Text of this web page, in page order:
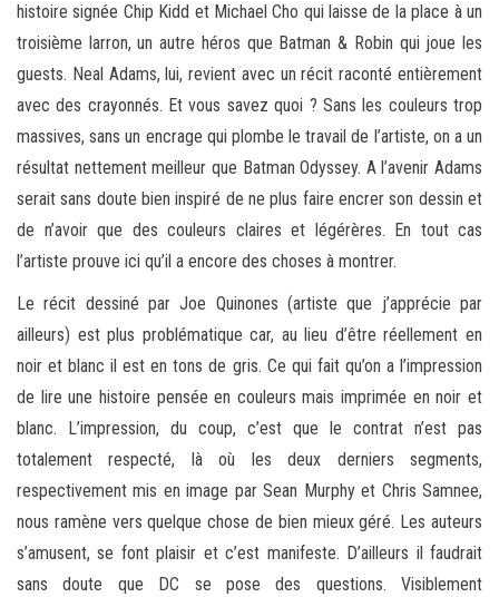
histoire signée Chip Kidd et Michael Cho qui laisse de la place à un
troisième larron, un autre héros que Batman & Robin qui joue les
guests. Neal Adams, lui, revient avec un récit raconté entièrement
avec des crayonnés. Et vous savez quoi ? Sans les couleurs trop
massives, sans un encrage qui plombe le travail de l’artiste, on a un
résultat nettement meilleur que Batman Odyssey. A l’avenir Adams
serait sans doute bien inspiré de ne plus faire encrer son dessin et
de n’avoir que des couleurs claires et légérères. En tout cas
l’artiste prouve ici qu’il a encore des choses à montrer.
Le récit dessiné par Joe Quinones (artiste que j’apprécie par
ailleurs) est plus problématique car, au lieu d’être réellement en
noir et blanc il est en tons de gris. Ce qui fait qu’on a l’impression
de lire une histoire pensée en couleurs mais imprimée en noir et
blanc. L’impression, du coup, c’est que le contrat n’est pas
totalement respecté, là où les deux derniers segments,
respectivement mis en image par Sean Murphy et Chris Samnee,
nous ramène vers quelque chose de bien mieux géré. Les auteurs
s’amusent, se font plaisir et c’est manifeste. D’ailleurs il faudrait
sans doute que DC se pose des questions. Visiblement